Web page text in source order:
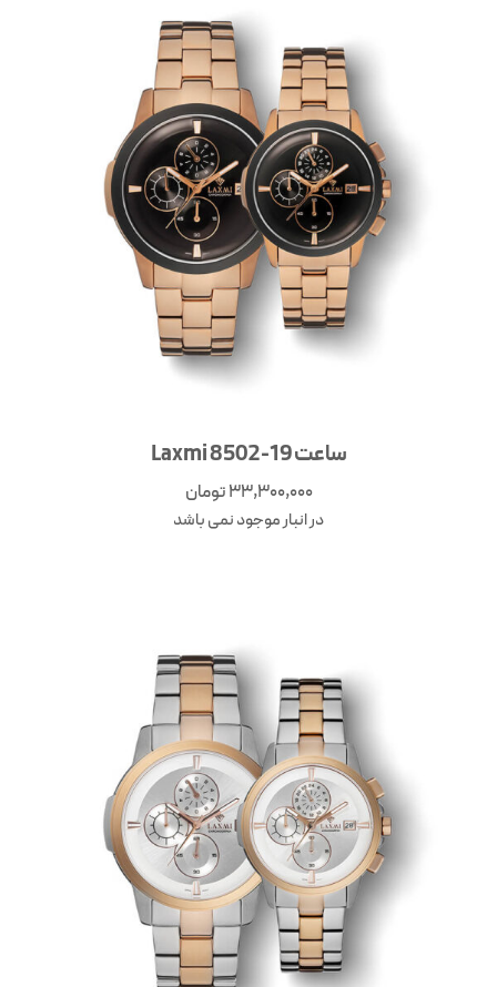
ساعت Laxmi 8502-19
33,300,000تومان
در انبار موجود نمی باشد